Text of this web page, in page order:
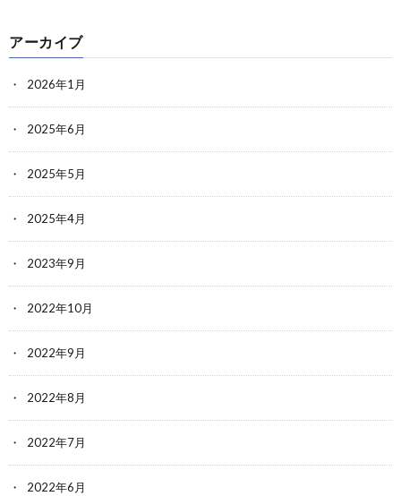
アーカイブ
2026年1月
2025年6月
2025年5月
2025年4月
2023年9月
2022年10月
2022年9月
2022年8月
2022年7月
2022年6月